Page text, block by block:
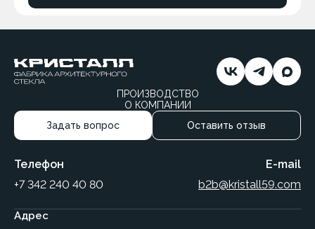
Задать вопрос Оставить отзыв
ПРОИЗВОДСТВО
О КОМПАНИИ
Адрес
Телефон
+7 342 240 40 80
E-mail
b2b@kristall59.com